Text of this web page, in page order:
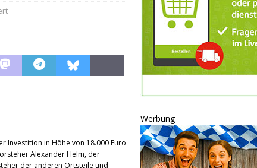
Ausbau
WIRTSCHAFT
Investition in Höhe von 18.000 Euro
Alexander Helm, der
der anderen Ortsteile und
Werbung